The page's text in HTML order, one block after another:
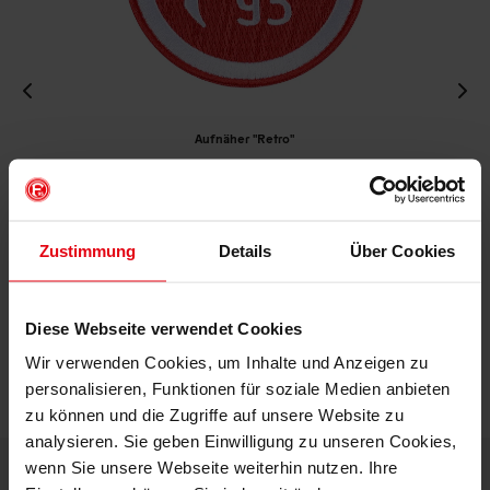
Zustimmung Details Über Cookies
Diese Webseite verwendet Cookies
Wir verwenden Cookies, um Inhalte und Anzeigen zu
personalisieren, Funktionen für soziale Medien anbieten
zu können und die Zugriffe auf unsere Website zu
analysieren. Sie geben Einwilligung zu unseren Cookies,
wenn Sie unsere Webseite weiterhin nutzen. Ihre
Aufnäher "Retro"